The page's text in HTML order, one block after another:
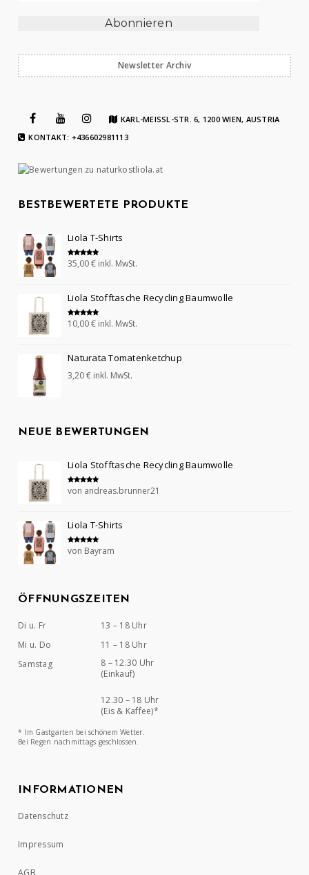
Newsletter Archiv
KARL-MEISSL-STR. 6, 1200 WIEN, AUSTRIA
KONTAKT: +436602981113
BESTBEWERTETE PRODUKTE
Liola T-Shirts
Bewertet mit
5.00
35,00€ inkl. MwSt.
Liola Stofftasche Recycling Baumwolle
Bewertet mit
5.00
10,00€ inkl. MwSt.
Naturata Tomatenketchup
3,20€ inkl. MwSt.
NEUE BEWERTUNGEN
Liola Stofftasche Recycling Baumwolle
Bewertet mit
von andreas.brunner21
Liola T-Shirts
Bewertet mit
von Bayram
ÖFFNUNGSZEITEN
Di u. Fr
13 – 18 Uhr
Mi u. Do
11 – 18 Uhr
Samstag
8 – 12.30 Uhr
(Einkauf)
12.30 – 18 Uhr
(Eis & Kaffee)*
* Im Gastgarten bei schönem Wetter.
Bei Regen nachmittags geschlossen.
INFORMATIONEN
Datenschutz
Impressum